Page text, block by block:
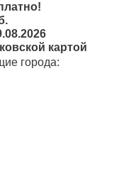
картой
города: